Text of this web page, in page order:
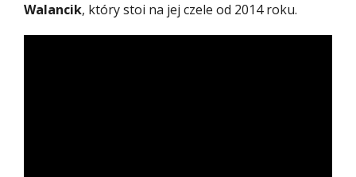
Walancik, który stoi na jej czele od 2014 roku.